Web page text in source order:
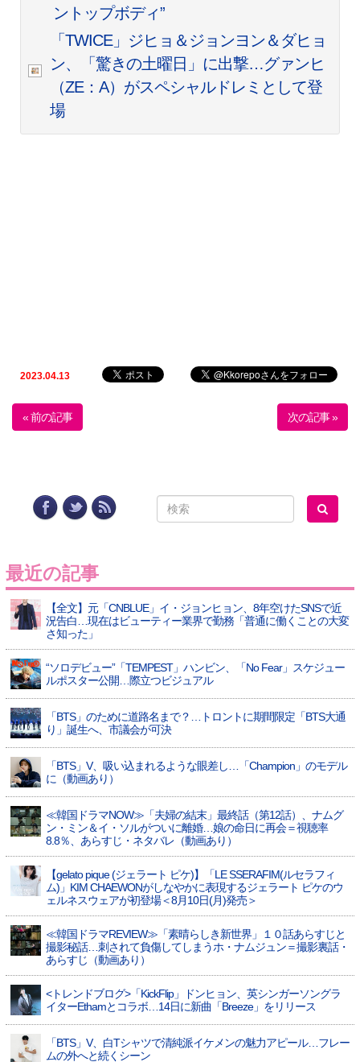
ントップボディ”
「TWICE」ジヒョ＆ジョンヨン＆ダヒョ
ン、「驚きの土曜日」に出撃…グァンヒ
（ZE：A）がスペシャルドレミとして登
場
2023.04.13
« 前の記事 次の記事 »
最近の記事
【全文】元「CNBLUE」イ・ジョンヒョン、8年空けたSNSで近
況告白…現在はビューティー業界で勤務「普通に働くことの大変
さ知った」
“ソロデビュー”「TEMPEST」ハンビン、「No Fear」スケジュー
ルポスター公開…際立つビジュアル
「BTS」のために道路名まで？…トロントに期間限定「BTS大通
り」誕生へ、市議会が可決
「BTS」V、吸い込まれるような眼差し…「Champion」のモデル
に（動画あり）
≪韓国ドラマNOW≫「夫婦の結末」最終話（第12話）、ナムグ
ン・ミン＆イ・ソルがついに離婚…娘の命日に再会＝視聴率
8.8％、あらすじ・ネタバレ（動画あり）
【gelato pique (ジェラート ピケ)】「LE SSERAFIM(ルセラフィ
ム)」KIM CHAEWONがしなやかに表現するジェラート ピケのウ
ェルネスウェアが初登場＜8月10日(月)発売＞
≪韓国ドラマREVIEW≫「素晴らしき新世界」１０話あらすじと
撮影秘話…刺されて負傷してしまうホ・ナムジュン＝撮影裏話・
あらすじ（動画あり）
<トレンドブログ>「KickFlip」ドンヒョン、英シンガーソングラ
イターEthamとコラボ…14日に新曲「Breeze」をリリース
「BTS」V、白Tシャツで清純派イケメンの魅力アピール…フレー
ムの外へと続くシーン